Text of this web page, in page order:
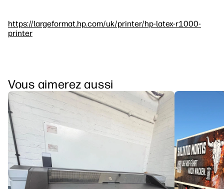
https://largeformat.hp.com/uk/printer/hp-latex-r1000-
printer
Vous aimerez aussi